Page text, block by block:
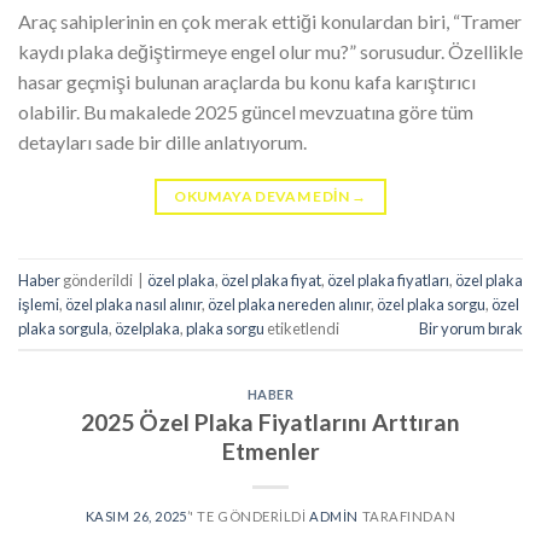
Araç sahiplerinin en çok merak ettiği konulardan biri, “Tramer
kaydı plaka değiştirmeye engel olur mu?” sorusudur. Özellikle
hasar geçmişi bulunan araçlarda bu konu kafa karıştırıcı
olabilir. Bu makalede 2025 güncel mevzuatına göre tüm
detayları sade bir dille anlatıyorum.
OKUMAYA DEVAM EDIN →
Habergönderildi | özel plaka,özel plaka fiyat,özel plaka fiyatları,özel plaka
işlemi,özel plaka nasıl alınır,özel plaka nereden alınır,özel plaka sorgu,özel
plaka sorgula,özelplaka,plaka sorgu etiketlendi Bir yorum bırak
HABER
2025 Özel Plaka Fiyatlarını Arttıran
Etmenler
KASIM 26, 2025’' TE GÖNDERILDI ADMIN TARAFINDAN